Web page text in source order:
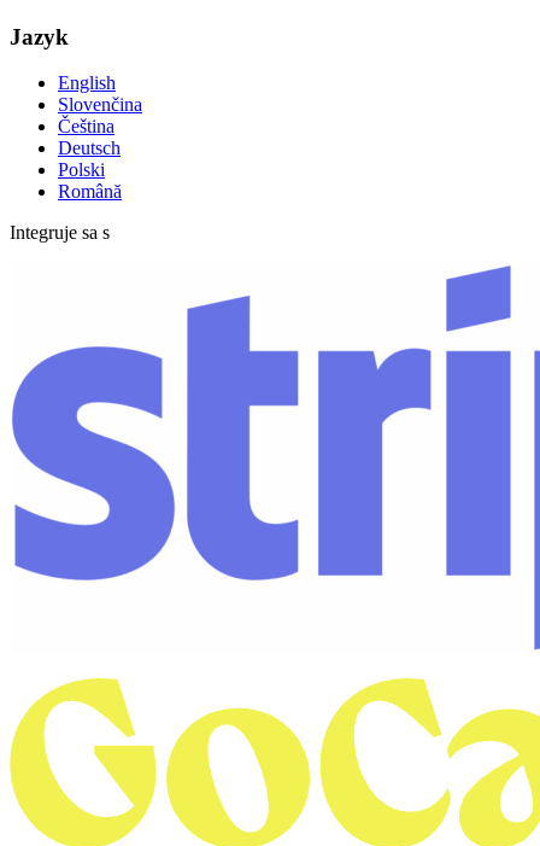
Jazyk
English
Slovenčina
Čeština
Deutsch
Polski
Română
Integruje sa s